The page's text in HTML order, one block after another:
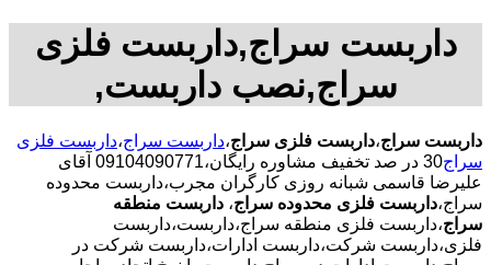
داربست سراج,داربست فلزی
سراج,نصب داربست,
داربست سراج،داربست فلزی سراج،داربست سراج،داربست فلزی
سراج
30 در صد تخفیف مشاوره رایگان،09104090771 آقای
علیرضا قاسمی شبانه روزی کارگران مجرب،داربست محدوده
سراج،داربست فلزی محدوده سراج، داربست منطقه
سراج،داربست فلزی منطقه سراج،داربست،داربست
فلزی،داربست شرکت،داربست ادارات،داربست شرکت در